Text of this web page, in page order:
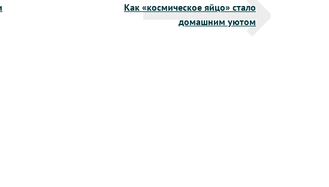
Как «космическое яйцо» стало
домашним уютом